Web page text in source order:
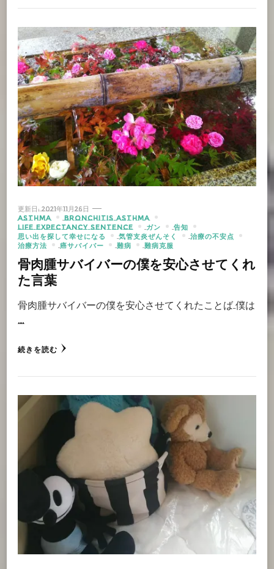
更新日:2021年11月26日
ASTHMA
BRONCHITIS ASTHMA
LIFE EXPECTANCY SENTENCE
ガン
告知
思い出を探して幸せになる
気管支炎ぜんそく
治療の不安点
治療方法
癌サバイバー 難病 難病克服
骨肉腫サバイバーの僕を安心させてくれ
た言葉
骨肉腫サバイバーの僕を安心させてくれたことば 僕は
…
続きを読む